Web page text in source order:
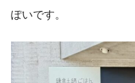
ぽいです。